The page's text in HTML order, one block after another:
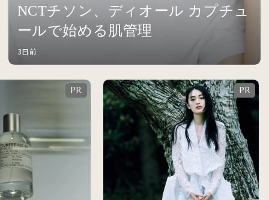
NCTチソン、ディオール カプチュ
ールで始める肌管理
3日前